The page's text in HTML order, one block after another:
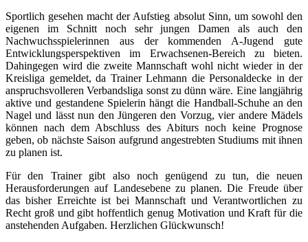
Sportlich gesehen macht der Aufstieg absolut Sinn, um sowohl den
eigenen im Schnitt noch sehr jungen Damen als auch den
Nachwuchsspielerinnen aus der kommenden A-Jugend gute
Entwicklungsperspektiven im Erwachsenen-Bereich zu bieten.
Dahingegen wird die zweite Mannschaft wohl nicht wieder in der
Kreisliga gemeldet, da Trainer Lehmann die Personaldecke in der
anspruchsvolleren Verbandsliga sonst zu dünn wäre. Eine langjährig
aktive und gestandene Spielerin hängt die Handball-Schuhe an den
Nagel und lässt nun den Jüngeren den Vorzug, vier andere Mädels
können nach dem Abschluss des Abiturs noch keine Prognose
geben, ob nächste Saison aufgrund angestrebten Studiums mit ihnen
zu planen ist.
Für den Trainer gibt also noch genügend zu tun, die neuen
Herausforderungen auf Landesebene zu planen. Die Freude über
das bisher Erreichte ist bei Mannschaft und Verantwortlichen zu
Recht groß und gibt hoffentlich genug Motivation und Kraft für die
anstehenden Aufgaben. Herzlichen Glückwunsch!